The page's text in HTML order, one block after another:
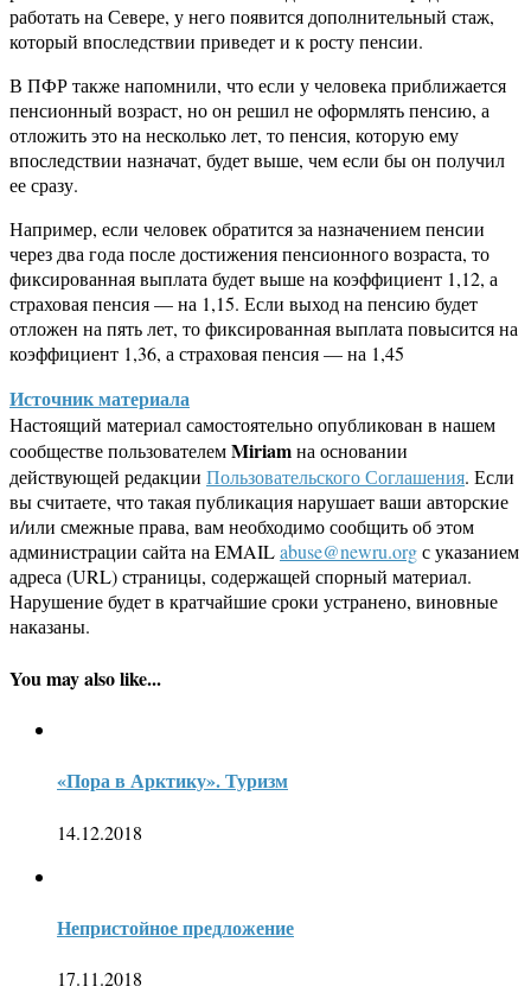
работать на Севере, у него появится дополнительный стаж,
который впоследствии приведет и к росту пенсии.
В ПФР также напомнили, что если у человека приближается
пенсионный возраст, но он решил не оформлять пенсию, а
отложить это на несколько лет, то пенсия, которую ему
впоследствии назначат, будет выше, чем если бы он получил
ее сразу.
Например, если человек обратится за назначением пенсии
через два года после достижения пенсионного возраста, то
фиксированная выплата будет выше на коэффициент 1,12, а
страховая пенсия — на 1,15. Если выход на пенсию будет
отложен на пять лет, то фиксированная выплата повысится на
коэффициент 1,36, а страховая пенсия — на 1,45
Источник материала
Настоящий материал самостоятельно опубликован в нашем
сообществе пользователемMiriamна основании
действующей редакции Пользовательского Соглашения. Если
вы считаете, что такая публикация нарушает ваши авторские
и/или смежные права, вам необходимо сообщить об этом
администрации сайта на EMAILabuse@newru.orgс указанием
адреса (URL) страницы, содержащей спорный материал.
Нарушение будет в кратчайшие сроки устранено, виновные
наказаны.
You may also like...
«Пора в Арктику». Туризм
14.12.2018
Непристойное предложение
17.11.2018